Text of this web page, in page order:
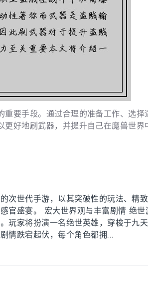
要手段。通过合理的准备工作、选择
好地刷武器，并提升自己在魔兽世界
次世代手游，以其突破性的玩法、精
官盛宴。 宏大世界观与丰富剧情 绝
玩家将扮演一名绝世英雄，穿梭于九
情跌宕起伏，每个角色都拥...